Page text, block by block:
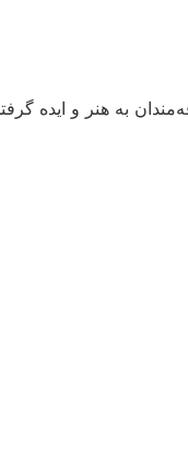
به هنر و ایده